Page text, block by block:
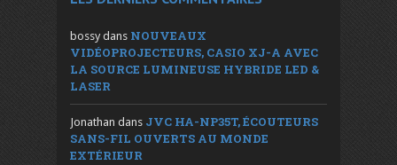
bossy dans NOUVEAUX
VIDÉOPROJECTEURS, CASIO XJ-A AVEC
LA SOURCE LUMINEUSE HYBRIDE LED &
LASER
Jonathan dans JVC HA-NP35T, ÉCOUTEURS
SANS-FIL OUVERTS AU MONDE
EXTÉRIEUR